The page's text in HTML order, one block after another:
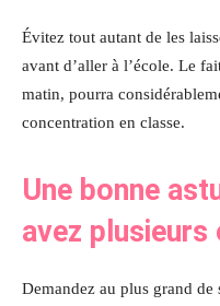
Évitez tout autant de les
avant d’aller à l’école. Le
matin, pourra
concentration en classe.
Une bonne
avez plusieurs
Demandez au plus grand de